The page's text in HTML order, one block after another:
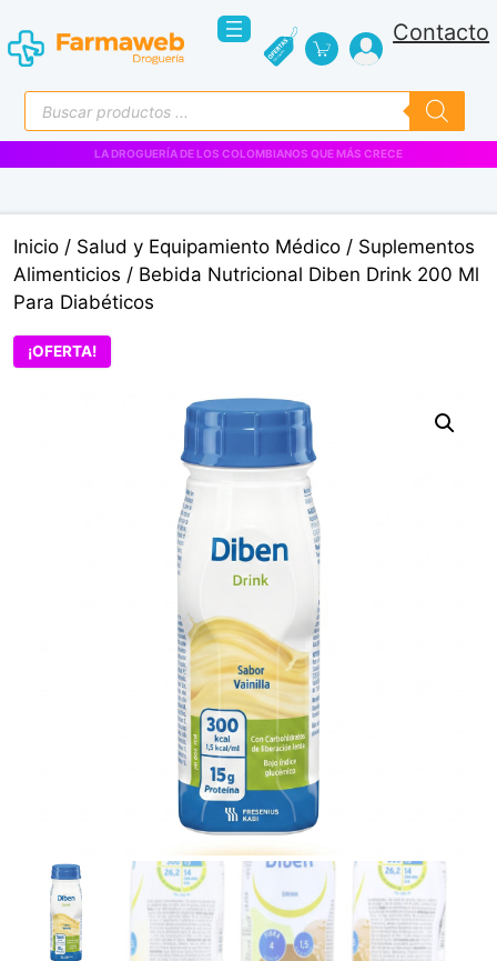
al
contenido
Contacto
Búsqueda
de
productos
VENTAS EMPRESARIALES
Inicio / Salud y Equipamiento Médico / Suplementos
Alimenticios / Bebida Nutricional Diben Drink 200 Ml
Para Diabéticos
¡OFERTA!